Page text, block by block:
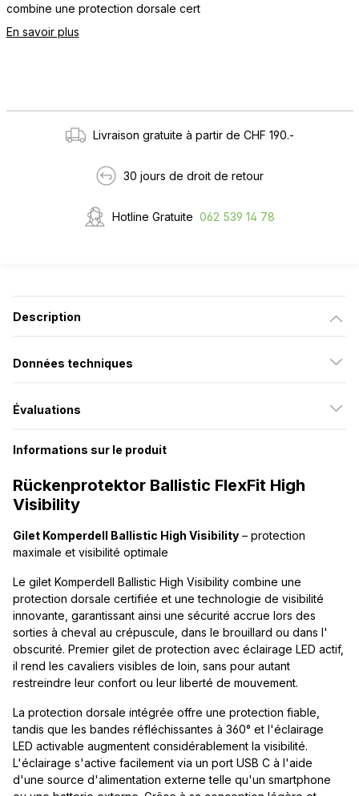
combine une protection dorsale cert
En savoir plus
Livraison gratuite à partir de CHF 190.-
30 jours de droit de retour
Hotline Gratuite 062 539 14 78
Description
Données techniques
Évaluations
Informations sur le produit
Rückenprotektor Ballistic FlexFit High
Visibility
Gilet Komperdell Ballistic High Visibility – protection
maximale et visibilité optimale
Le gilet Komperdell Ballistic High Visibility combine une
protection dorsale certifiée et une technologie de visibilité
innovante, garantissant ainsi une sécurité accrue lors des
sorties à cheval au crépuscule, dans le brouillard ou dans l'
obscurité. Premier gilet de protection avec éclairage LED actif,
il rend les cavaliers visibles de loin, sans pour autant
restreindre leur confort ou leur liberté de mouvement.
La protection dorsale intégrée offre une protection fiable,
tandis que les bandes réfléchissantes à 360° et l'éclairage
LED activable augmentent considérablement la visibilité.
L'éclairage s'active facilement via un port USB C à l'aide
d'une source d'alimentation externe telle qu'un smartphone